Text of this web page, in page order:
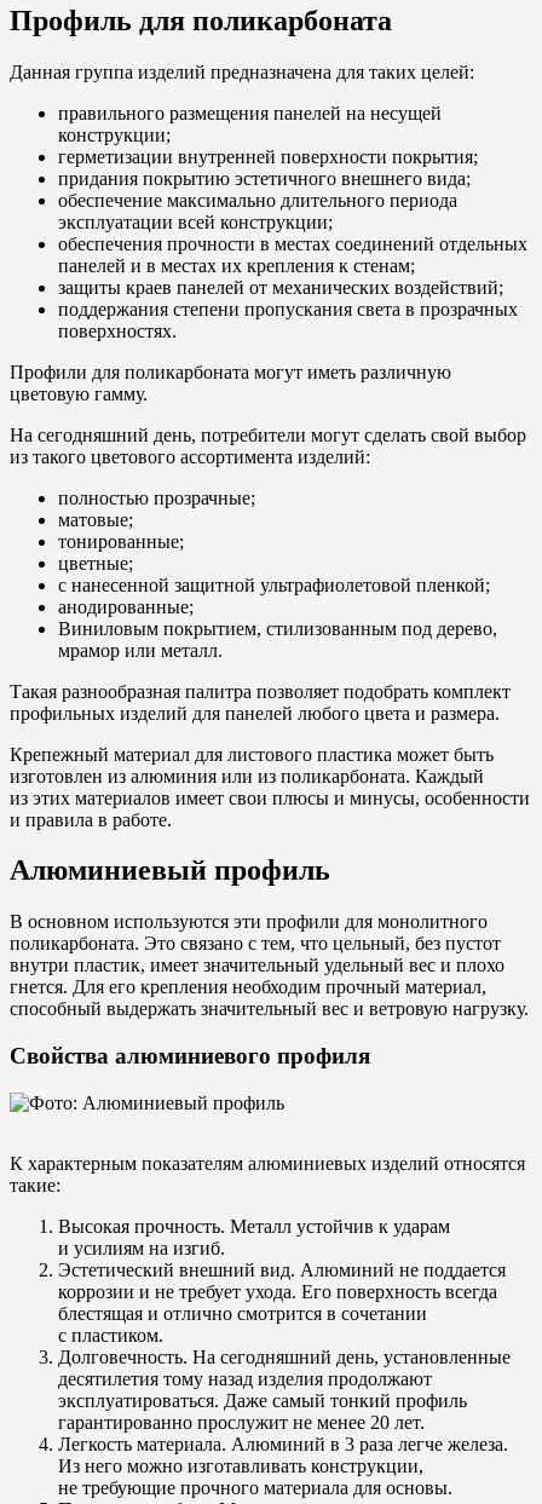
Профиль для поликарбоната
Данная группа изделий предназначена для таких целей:
правильного размещения панелей на несущей
конструкции;
герметизации внутренней поверхности покрытия;
придания покрытию эстетичного внешнего вида;
обеспечение максимально длительного периода
эксплуатации всей конструкции;
обеспечения прочности в местах соединений отдельных
панелей и в местах их крепления к стенам;
защиты краев панелей от механических воздействий;
поддержания степени пропускания света в прозрачных
поверхностях.
Профили для поликарбоната могут иметь различную
цветовую гамму.
На сегодняшний день, потребители могут сделать свой выбор
из такого цветового ассортимента изделий:
полностью прозрачные;
матовые;
тонированные;
цветные;
с нанесенной защитной ультрафиолетовой пленкой;
анодированные;
Виниловым покрытием, стилизованным под дерево,
мрамор или металл.
Такая разнообразная палитра позволяет подобрать комплект
профильных изделий для панелей любого цвета и размера.
Крепежный материал для листового пластика может быть
изготовлен из алюминия или из поликарбоната. Каждый
из этих материалов имеет свои плюсы и минусы, особенности
и правила в работе.
Алюминиевый профиль
В основном используются эти профили для монолитного
поликарбоната. Это связано с тем, что цельный, без пустот
внутри пластик, имеет значительный удельный вес и плохо
гнется. Для его крепления необходим прочный материал,
способный выдержать значительный вес и ветровую нагрузку.
Свойства алюминиевого профиля
К характерным показателям алюминиевых изделий относятся
такие:
Высокая прочность. Металл устойчив к ударам
и усилиям на изгиб.
Эстетический внешний вид. Алюминий не поддается
коррозии и не требует ухода. Его поверхность всегда
блестящая и отлично смотрится в сочетании
с пластиком.
Долговечность. На сегодняшний день, установленные
десятилетия тому назад изделия продолжают
эксплуатироваться. Даже самый тонкий профиль
гарантированно прослужит не менее 20 лет.
Легкость материала. Алюминий в 3 раза легче железа.
Из него можно изготавливать конструкции,
не требующие прочного материала для основы.